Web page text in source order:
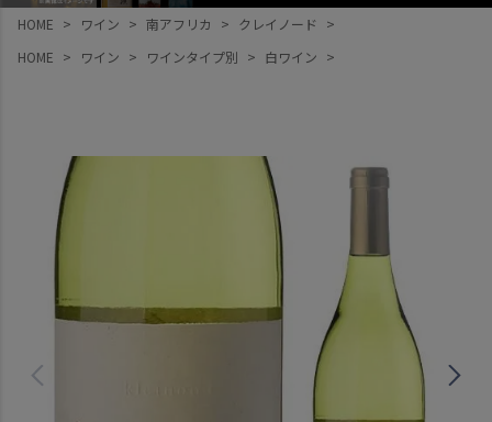
HOME ワイン 南アフリカ
クレイノード
HOME
ワイン ワインタイプ別 白ワイン